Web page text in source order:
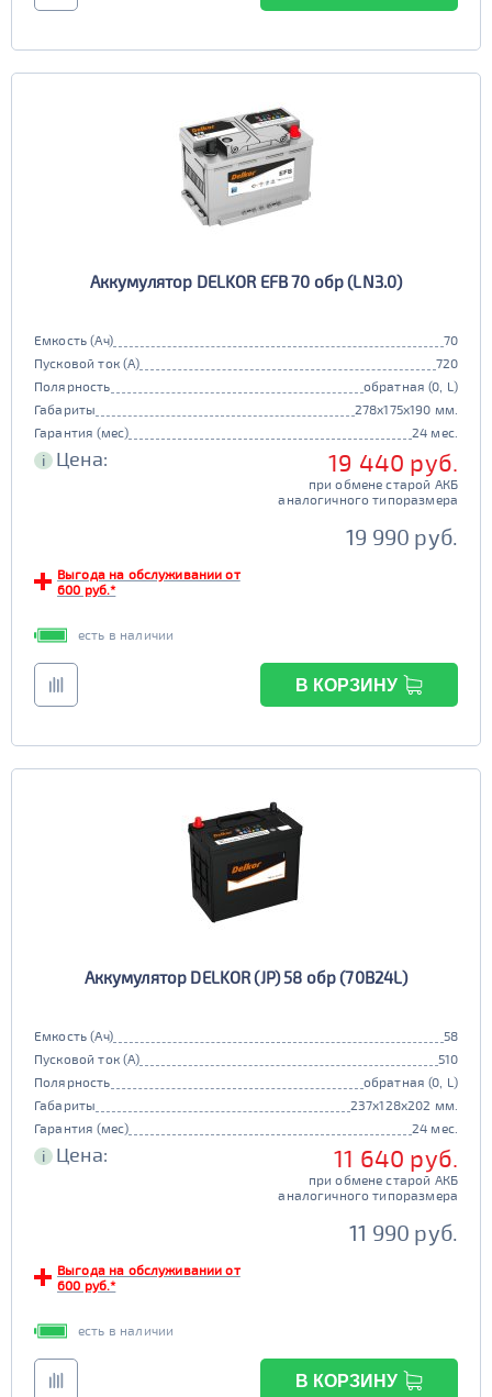
Аккумулятор DELKOR EFB 70 обр (LN3.0)
Емкость (Ач)
70
Пусковой ток (А)
720
Полярность
обратная (0, L)
Габариты
278x175x190 мм.
Гарантия (мес)
24 мес.
i Цена: 19 440 руб.
при обмене старой АКБ
аналогичного типоразмера
19 990 руб.
Выгода на обслуживании от
600 руб.*
есть в наличии
В КОРЗИНУ
Аккумулятор DELKOR (JP) 58 обр (70B24L)
Емкость (Ач)
58
Пусковой ток (А)
510
Полярность
обратная (0, L)
Габариты
237x128x202 мм.
Гарантия (мес)
24 мес.
i Цена: 11 640 руб.
при обмене старой АКБ
аналогичного типоразмера
11 990 руб.
Выгода на обслуживании от
600 руб.*
есть в наличии
В КОРЗИНУ